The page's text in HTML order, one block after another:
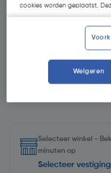
| Excl.
Kies productvariant
Selecteer winkel -
minuten op
Selecteer vestiging
cookies worden geplaatst.
Weigeren